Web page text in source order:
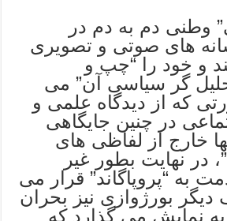
وطنی دم به دم در
های صوتی و تصویری
و خود را “چپ و
گر سیاسی آن” می
که از دیدگاه علمی و
در چنین جایگاهی
خارج از لفاظی های
در نهایت بطور غیر
به “پروپاگاند” قرار می
بورژوازی نیز بحران
نمایش می گذارد که